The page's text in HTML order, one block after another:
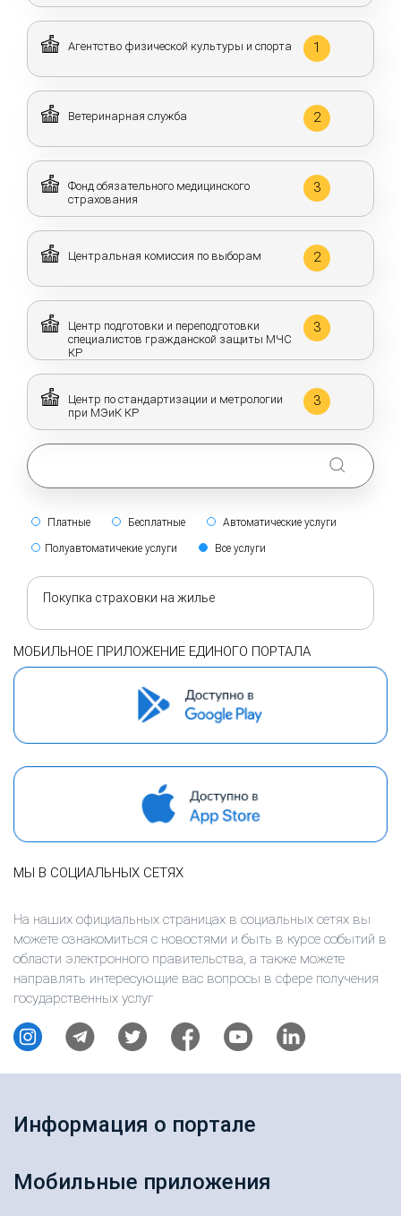
Агентство физической культуры и спорта 1
Ветеринарная служба 2
Фонд обязательного медицинского
страхования
3
Центральная комиссия по выборам 2
Центр подготовки и переподготовки
специалистов гражданской защиты МЧС
КР
3
Центр по стандартизации и метрологии
при МЭиК КР
3
Платные Бесплатные Автоматические услуги
Полуавтоматичекие услуги Все услуги
Покупка страховки на жилье
МОБИЛЬНОЕ ПРИЛОЖЕНИЕ ЕДИНОГО ПОРТАЛА
МЫ В СОЦИАЛЬНЫХ СЕТЯХ
На наших официальных страницах в социальных сетях вы
можете ознакомиться с новостями и быть в курсе событий в
области электронного правительства, а также можете
направлять интересующие вас вопросы в сфере получения
государственных услуг
Информация о портале
Мобильные приложения